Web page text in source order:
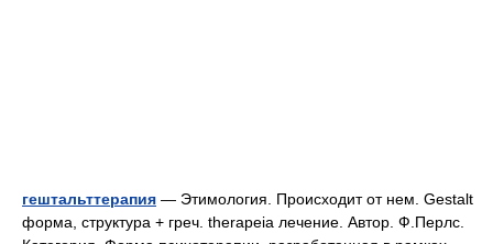
гештальттерапия — Этимология. Происходит от нем. Gestalt
форма, структура + греч. theraрeia лечение. Автор. Ф.Перлс.